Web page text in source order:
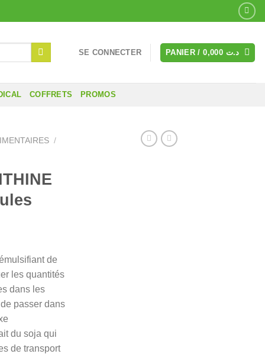
SE CONNECTER PANIER / د.ت
COFFRETS PROMOS
/
de
les quantités
dans les
passer dans
du soja qui
de transport